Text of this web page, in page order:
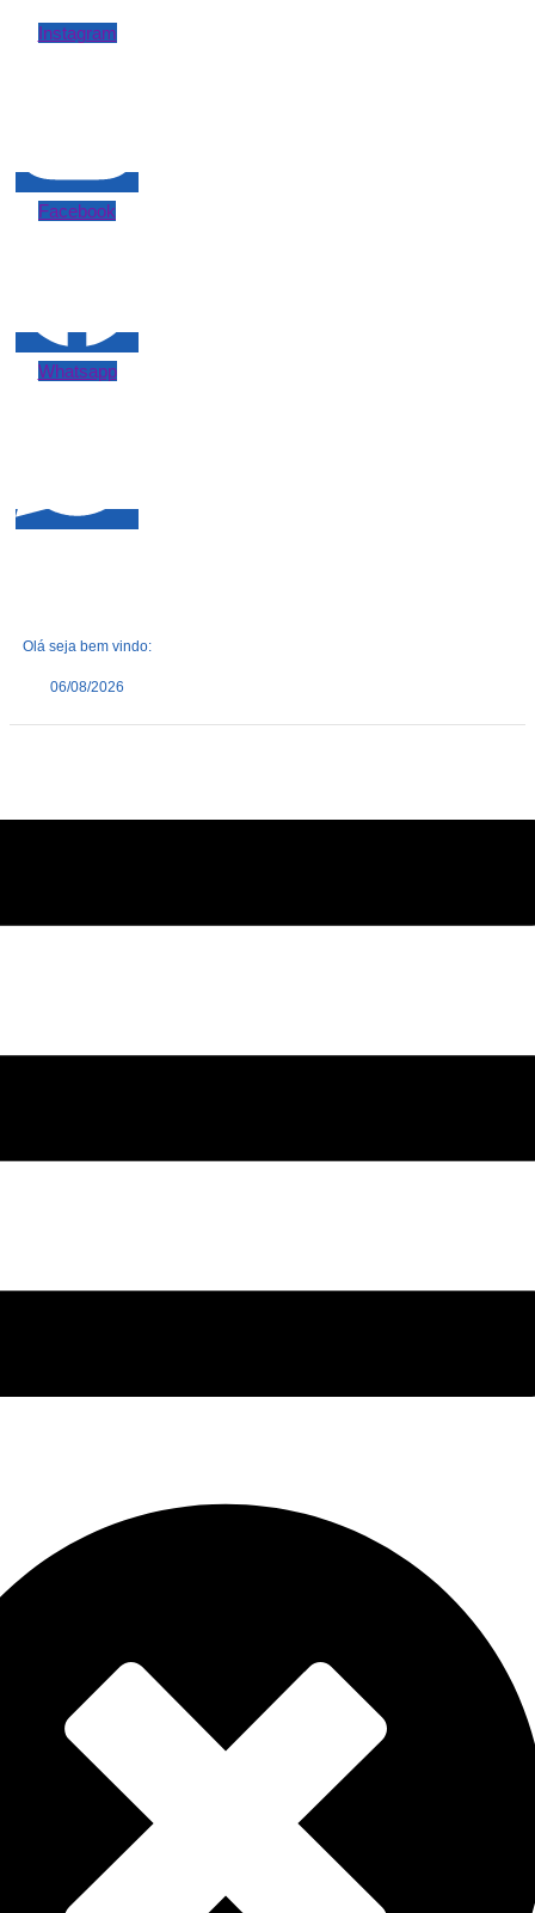
Instagram
Facebook
Whatsapp
Olá seja bem vindo:
06/08/2026